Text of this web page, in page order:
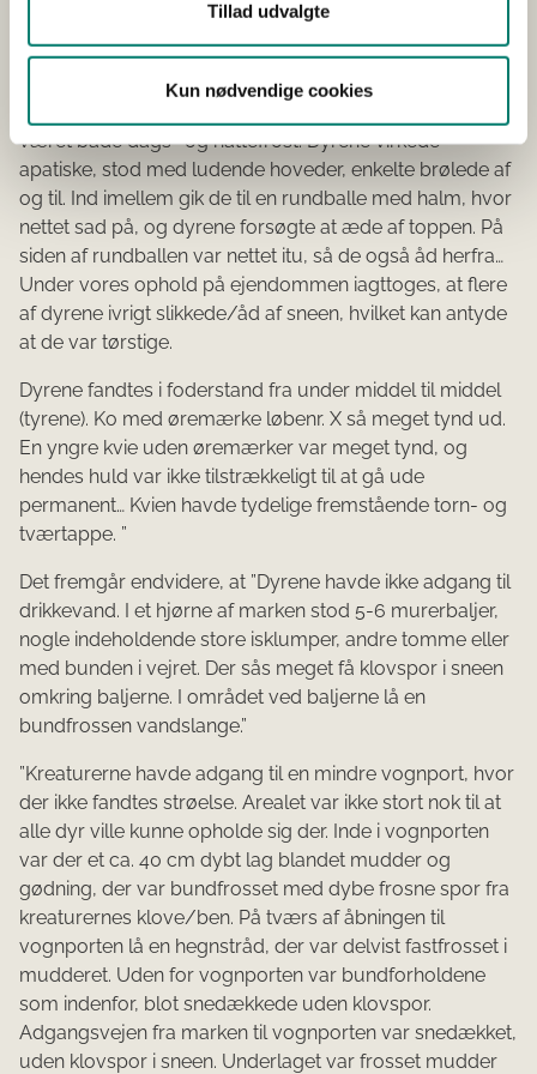
Tillad udvalgte
Kun nødvendige cookies
marken ved ejendommen stod i alt 13 kreaturer, heraf 5
tyre, alle af Hereford-lignende type. Marken var
snedækket og temperaturen – 9 til – 7 gr C., rimfrost.
været både dags- og nattefrost. Dyrene virkede
apatiske, stod med ludende hoveder, enkelte brølede af
og til. Ind imellem gik de til en rundballe med halm, hvor
nettet sad på, og dyrene forsøgte at æde af toppen. På
siden af rundballen var nettet itu, så de også åd herfra…
Under vores ophold på ejendommen iagttoges, at flere
af dyrene ivrigt slikkede/åd af sneen, hvilket kan antyde
at de var tørstige.
Dyrene fandtes i foderstand fra under middel til middel
(tyrene). Ko med øremærke løbenr. X så meget tynd ud.
En yngre kvie uden øremærker var meget tynd, og
hendes huld var ikke tilstrækkeligt til at gå ude
permanent… Kvien havde tydelige fremstående torn- og
tværtappe. ”
Det fremgår endvidere, at ”Dyrene havde ikke adgang til
drikkevand. I et hjørne af marken stod 5-6 murerbaljer,
nogle indeholdende store isklumper, andre tomme eller
med bunden i vejret. Der sås meget få klovspor i sneen
omkring baljerne. I området ved baljerne lå en
bundfrossen vandslange.”
”Kreaturerne havde adgang til en mindre vognport, hvor
der ikke fandtes strøelse. Arealet var ikke stort nok til at
alle dyr ville kunne opholde sig der. Inde i vognporten
var der et ca. 40 cm dybt lag blandet mudder og
gødning, der var bundfrosset med dybe frosne spor fra
kreaturernes klove/ben. På tværs af åbningen til
vognporten lå en hegnstråd, der var delvist fastfrosset i
mudderet. Uden for vognporten var bundforholdene
som indenfor, blot snedækkede uden klovspor.
Adgangsvejen fra marken til vognporten var snedækket,
uden klovspor i sneen. Underlaget var frosset mudder